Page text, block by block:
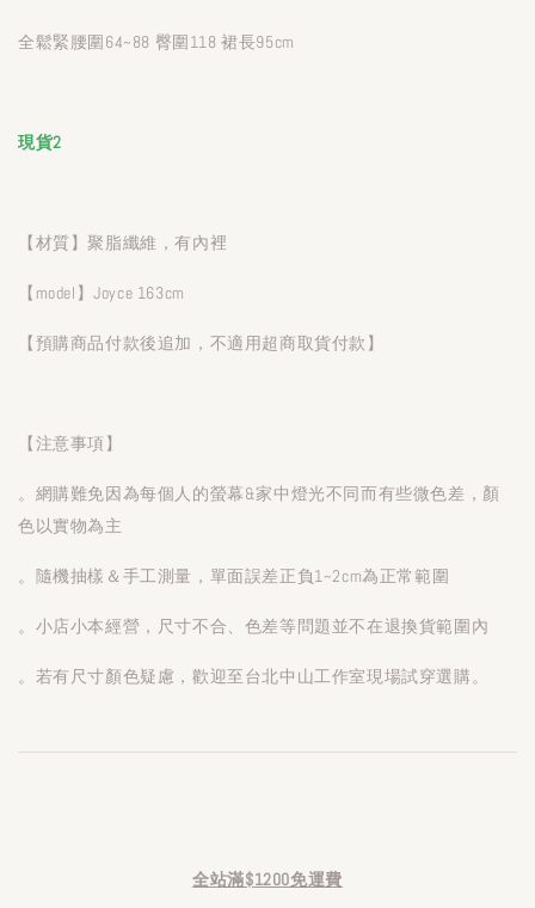
全鬆緊腰圍64~88 臀圍118 裙長95cm
現貨2
【材質】聚脂纖維，有內裡
【model】Joyce 163cm
【預購商品付款後追加，不適用超商取貨付款】
【注意事項】
。網購難免因為每個人的螢幕&家中燈光不同而有些微色差，顏
色以實物為主
。隨機抽樣＆手工測量，單面誤差正負1~2cm為正常範圍
。小店小本經營，尺寸不合、色差等問題並不在退換貨範圍內
。若有尺寸顏色疑慮，歡迎至台北中山工作室現場試穿選購。
全站滿$1200免運費